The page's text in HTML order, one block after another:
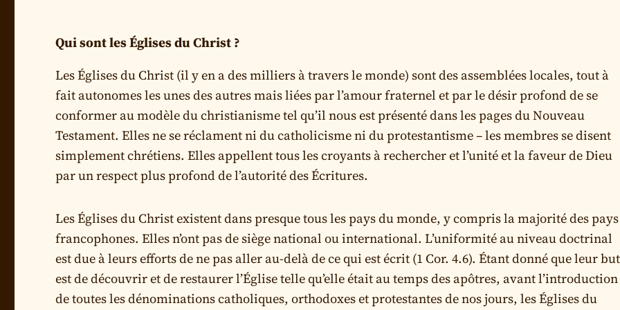
Qui sont les Églises du Christ ?
Les Églises du Christ (il y en a des milliers à travers le monde) sont des assemblées locales, tout à
fait autonomes les unes des autres mais liées par l’amour fraternel et par le désir profond de se
conformer au modèle du christianisme tel qu’il nous est présenté dans les pages du Nouveau
Testament. Elles ne se réclament ni du catholicisme ni du protestantisme – les membres se disent
simplement chrétiens. Elles appellent tous les croyants à rechercher et l’unité et la faveur de Dieu
par un respect plus profond de l’autorité des Écritures.
Les Églises du Christ existent dans presque tous les pays du monde, y compris la majorité des pays
francophones. Elles n’ont pas de siège national ou international. L’uniformité au niveau doctrinal
est due à leurs efforts de ne pas aller au-delà de ce qui est écrit (1 Cor. 4.6). Étant donné que leur but
est de découvrir et de restaurer l’Église telle qu’elle était au temps des apôtres, avant l’introduction
de toutes les dénominations catholiques, orthodoxes et protestantes de nos jours, les Églises du